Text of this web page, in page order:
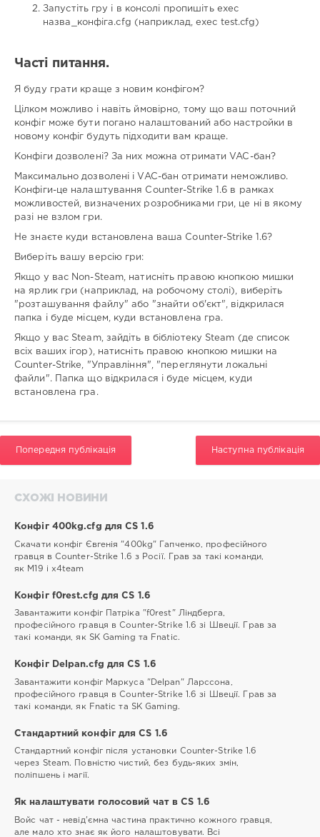
Запустіть гру і в консолі пропишіть exec
назва_конфіга.cfg (наприклад, exec test.cfg)
Часті питання.
Я буду грати краще з новим конфігом?
Цілком можливо і навіть ймовірно, тому що ваш поточний
конфіг може бути погано налаштований або настройки в
новому конфіг будуть підходити вам краще.
Конфіги дозволені? За них можна отримати VAC-бан?
Максимально дозволені і VAC-бан отримати неможливо.
Конфіги-це налаштування Counter-Strike 1.6 в рамках
можливостей, визначених розробниками гри, це ні в якому
разі не взлом гри.
Не знаєте куди встановлена ваша Counter-Strike 1.6?
Виберіть вашу версію гри:
Якщо у вас Non-Steam, натисніть правою кнопкою мишки
на ярлик гри (наприклад, на робочому столі), виберіть
"розташування файлу" або "знайти об'єкт", відкрилася
папка і буде місцем, куди встановлена гра.
Якщо у вас Steam, зайдіть в бібліотеку Steam (де список
всіх ваших ігор), натисніть правою кнопкою мишки на
Counter-Strike, "Управління", "переглянути локальні
файли". Папка що відкрилася і буде місцем, куди
встановлена гра.
Попередня публікація Наступна публікація
СХОЖІ НОВИНИ
Конфіг 400kg.cfg для CS 1.6
Скачати конфіг Євгенія "400kg" Гапченко, професійного
гравця в Counter-Strike 1.6 з Росії. Грав за такі команди,
як М19 і x4team
Конфіг f0rest.cfg для CS 1.6
Завантажити конфіг Патріка "f0rest" Ліндберга,
професійного гравця в Counter-Strike 1.6 зі Швеції. Грав за
такі команди, як SK Gaming та Fnatic.
Конфіг Delpan.cfg для CS 1.6
Завантажити конфіг Маркуса "Delpan" Ларссона,
професійного гравця в Counter-Strike 1.6 зі Швеції. Грав за
такі команди, як Fnatic та SK Gaming.
Стандартний конфіг для CS 1.6
Стандартний конфіг після установки Counter-Strike 1.6
через Steam. Повністю чистий, без будь-яких змін,
поліпшень і магії.
Як налаштувати голосовий чат в CS 1.6
Войс чат - невід'ємна частина практично кожного гравця,
але мало хто знає як його налаштовувати. Всі